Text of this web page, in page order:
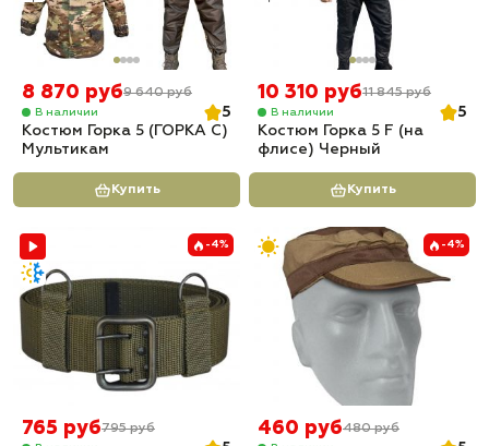
8 870 руб9 640 руб
В наличии
5
Костюм Горка 5 (ГОРКА С)
Мультикам
Купить
10 310 руб11 845 руб
В наличии
5
Костюм Горка 5 F (на
флисе) Черный
Купить
-4%
765 руб795 руб
-4%
460 руб480 руб